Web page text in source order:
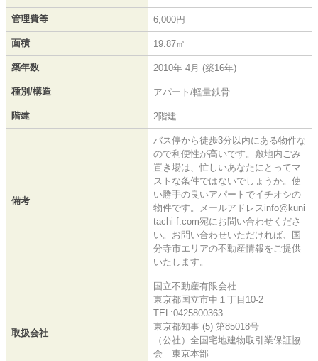
管理費等 6,000円
面積 19.87㎡
築年数 2010年 4月 (築16年)
種別/構造 アパート/軽量鉄骨
階建 2階建
備考
バス停から徒歩3分以内にある物件な
ので利便性が高いです。敷地内ごみ
置き場は、忙しいあなたにとってマ
ストな条件ではないでしょうか。使
い勝手の良いアパートでイチオシの
物件です。メールアドレスinfo@kuni
tachi-f.com宛にお問い合わせくださ
い。お問い合わせいただければ、国
分寺市エリアの不動産情報をご提供
いたします。
取扱会社
国立不動産有限会社
東京都国立市中１丁目10-2
TEL:0425800363
東京都知事 (5) 第85018号
（公社）全国宅地建物取引業保証協
会 東京本部